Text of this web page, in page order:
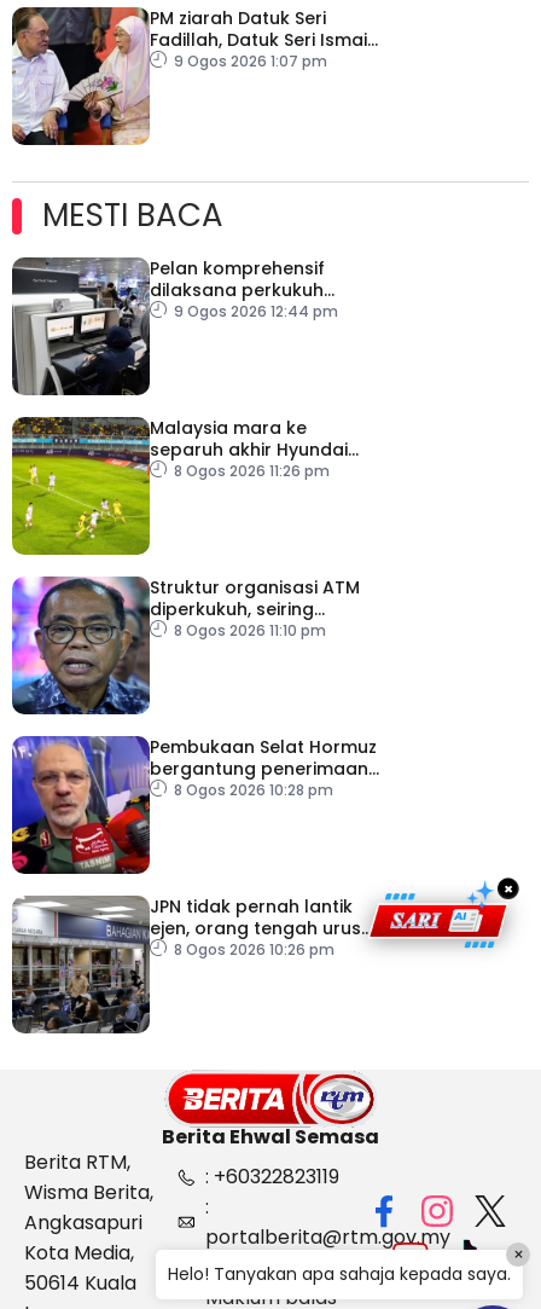
PM ziarah Datuk Seri
Fadillah, Datuk Seri Ismail
Sabri di IJN
9 Ogos 2026 1:07 pm
MESTI BACA
Pelan komprehensif
dilaksana perkukuh
keselamatan
9 Ogos 2026 12:44 pm
Malaysia mara ke
separuh akhir Hyundai
ASEAN Cup
8 Ogos 2026 11:26 pm
Struktur organisasi ATM
diperkukuh, seiring
pemodenan aset
8 Ogos 2026 11:10 pm
Pembukaan Selat Hormuz
bergantung penerimaan
AS – IRGC
8 Ogos 2026 10:28 pm
JPN tidak pernah lantik
ejen, orang tengah urus
dokumentasi
8 Ogos 2026 10:26 pm
×
Berita Ehwal Semasa
Berita RTM,
Wisma Berita,
Angkasapuri
Kota Media,
50614 Kuala
: +60322823119
:
portalberita@rtm.gov.my
: Aduan &
Maklum balas
Helo! Tanyakan apa sahaja kepada saya.
×